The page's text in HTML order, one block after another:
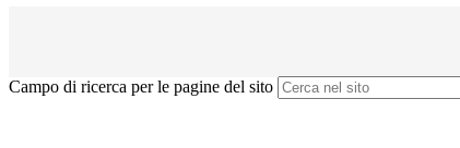
Campo di ricerca per le pagine del sito